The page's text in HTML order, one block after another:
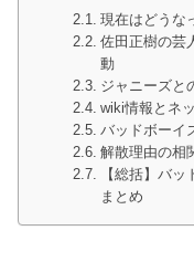
現在はどうな
佐田正樹の芸
動
ジャニーズと
wiki情報とネ
バッドボーイ
解散理由の相
【総括】バ
まとめ